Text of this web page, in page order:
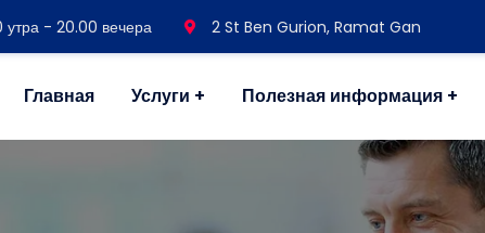
утра - 20.00 вечера 2 St Ben Gurion, Ramat Gan
Главная Услуги Полезная информация